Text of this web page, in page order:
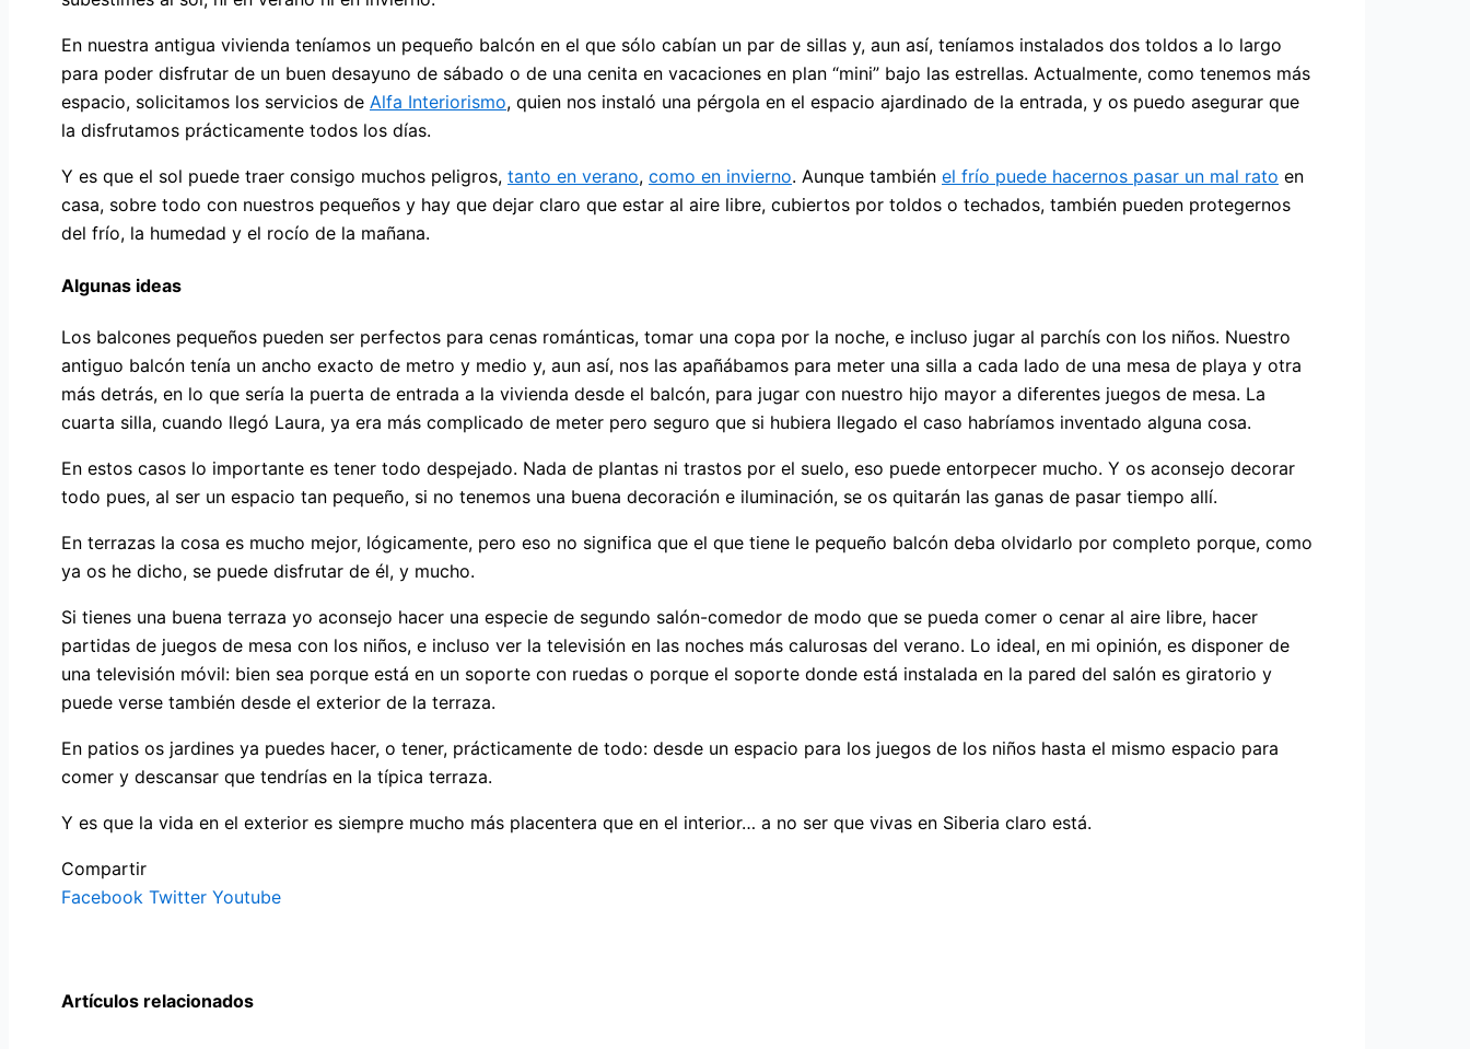
En nuestra antigua vivienda teníamos un pequeño balcón en el que sólo cabían un par de sillas y, aun así, teníamos instalados dos toldos a lo largo
para poder disfrutar de un buen desayuno de sábado o de una cenita en vacaciones en plan “mini” bajo las estrellas. Actualmente, como tenemos más
espacio, solicitamos los servicios de Alfa Interiorismo, quien nos instaló una pérgola en el espacio ajardinado de la entrada, y os puedo asegurar que
la disfrutamos prácticamente todos los días.
Y es que el sol puede traer consigo muchos peligros, tanto en verano, como en invierno. Aunque también el frío puede hacernos pasar un mal rato en
casa, sobre todo con nuestros pequeños y hay que dejar claro que estar al aire libre, cubiertos por toldos o techados, también pueden protegernos
del frío, la humedad y el rocío de la mañana.
Algunas ideas
Los balcones pequeños pueden ser perfectos para cenas románticas, tomar una copa por la noche, e incluso jugar al parchís con los niños. Nuestro
antiguo balcón tenía un ancho exacto de metro y medio y, aun así, nos las apañábamos para meter una silla a cada lado de una mesa de playa y otra
más detrás, en lo que sería la puerta de entrada a la vivienda desde el balcón, para jugar con nuestro hijo mayor a diferentes juegos de mesa. La
cuarta silla, cuando llegó Laura, ya era más complicado de meter pero seguro que si hubiera llegado el caso habríamos inventado alguna cosa.
En estos casos lo importante es tener todo despejado. Nada de plantas ni trastos por el suelo, eso puede entorpecer mucho. Y os aconsejo decorar
todo pues, al ser un espacio tan pequeño, si no tenemos una buena decoración e iluminación, se os quitarán las ganas de pasar tiempo allí.
En terrazas la cosa es mucho mejor, lógicamente, pero eso no significa que el que tiene le pequeño balcón deba olvidarlo por completo porque, como
ya os he dicho, se puede disfrutar de él, y mucho.
Si tienes una buena terraza yo aconsejo hacer una especie de segundo salón-comedor de modo que se pueda comer o cenar al aire libre, hacer
partidas de juegos de mesa con los niños, e incluso ver la televisión en las noches más calurosas del verano. Lo ideal, en mi opinión, es disponer de
una televisión móvil: bien sea porque está en un soporte con ruedas o porque el soporte donde está instalada en la pared del salón es giratorio y
puede verse también desde el exterior de la terraza.
En patios os jardines ya puedes hacer, o tener, prácticamente de todo: desde un espacio para los juegos de los niños hasta el mismo espacio para
comer y descansar que tendrías en la típica terraza.
Y es que la vida en el exterior es siempre mucho más placentera que en el interior… a no ser que vivas en Siberia claro está.
Compartir
Facebook Twitter Youtube
Artículos relacionados